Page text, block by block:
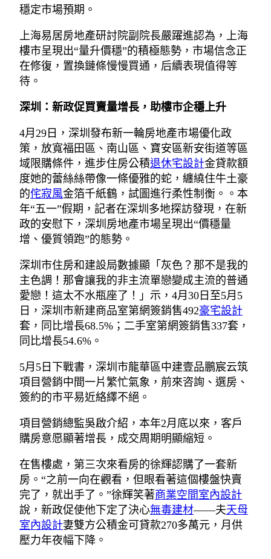
穩定市場預期。
上海易居房地產研討院副院長嚴躍進認為，上海
樓市呈現出“量升價穩”的積極態勢，市場信念正
在修復，置換鏈條慢慢買通，后續表現值得等
待。
深圳：新政促買賣量增長，助樓市企穩上升
4月29日，深圳發布新一輪房地產市場優化政
策，放寬福田區、南山區、寶安區新安街道等區
域限購條件，進步住房公積退休宅設計金貸款額
度她的蕾絲絲帶像一條優雅的蛇，纏繞住牛土豪
的侘寂風金箔千紙鶴，試圖進行柔性制衡。。本
年“五一”假期，記者在深圳多地探訪發現，在新
政的安慰下，深圳房地產市場呈現出“價穩量
增、優質領跑”的態勢。
深圳市住房和建設局數據顯「灰色？那不是我的
主色調！那會讓我的非主流單戀變成主流的普通
愛戀！這太不水瓶座了！」示，4月30日至5月5
日，深圳市新建商品室第網簽銷售492豪宅設計
套，同比增長68.5%；二手室第網簽銷售337套，
同比增長54.6%。
5月5日下戰書，深圳市龍華區中建壹品鵬宸云筑
項目營銷中間一片繁忙氣象，前來咨詢、選房、
簽約的市平易近絡繹不絕。
項目營銷總監吳啟介紹，本年2月底以來，客戶
購房意愿顯著增長，成交周期明顯縮短。
在售樓處，第三次來看房的徐輝認購了一套新
房。“之前一向在觀看，但眼看著這個樓盤快賣
完了，就出手了。”徐輝笑著商業空間室內設計
說，新政促使他下定了決心無毒建材——夫天母
室內設計妻雙方公積金可貸款270多萬元，月供
壓力年夜幅下降。